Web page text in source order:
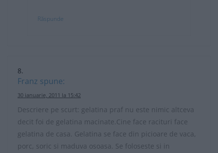
Răspunde
Franz spune:
30 ianuarie, 2011 la 15:42
Descriere pe scurt: gelatina praf nu este nimic altceva
decit foi de gelatina macinate.Cine face racituri face
gelatina de casa. Gelatina se face din picioare de vaca,
porc, soric si maduva osoasa. Se foloseste si in